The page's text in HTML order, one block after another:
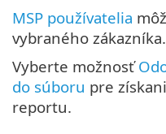
MSP používatelia
vybraného zákazníka.
Vyberte možnosť
do súboru pre
reportu.